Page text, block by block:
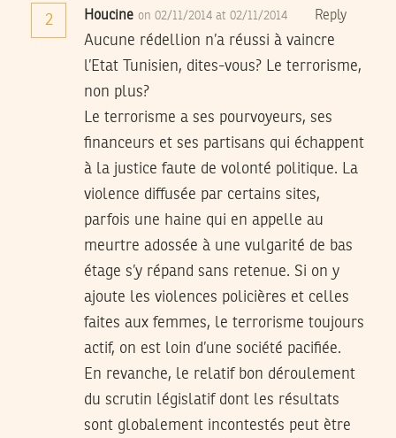
2 Houcine on 02/11/2014 at 02/11/2014 Reply
Aucune rédellion n’a réussi à vaincre
l’Etat Tunisien, dites-vous? Le terrorisme,
non plus?
Le terrorisme a ses pourvoyeurs, ses
financeurs et ses partisans qui échappent
à la justice faute de volonté politique. La
violence diffusée par certains sites,
parfois une haine qui en appelle au
meurtre adossée à une vulgarité de bas
étage s’y répand sans retenue. Si on y
ajoute les violences policières et celles
faites aux femmes, le terrorisme toujours
actif, on est loin d’une société pacifiée.
En revanche, le relatif bon déroulement
du scrutin législatif dont les résultats
sont globalement incontestés peut ètre